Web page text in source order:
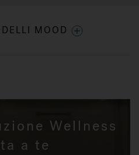
MOOD
Wellness
a te